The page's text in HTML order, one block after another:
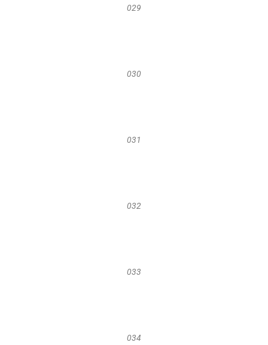
029
030
031
032
033
034